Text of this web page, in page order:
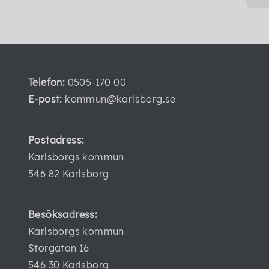
Telefon: 0505-170 00
E-post: kommun@karlsborg.se
Postadress:
Karlsborgs kommun
546 82 Karlsborg
Besöksadress:
Karlsborgs kommun
Storgatan 16
546 30 Karlsborg